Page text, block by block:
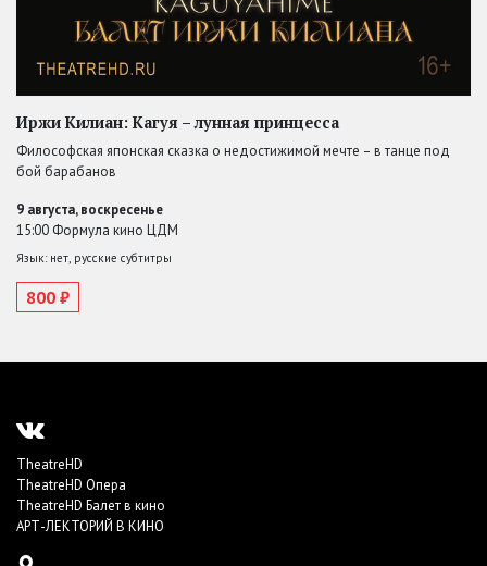
Иржи Килиан: Кагуя – лунная принцесса
Философская японская сказка о недостижимой мечте – в танце под
бой барабанов
9 августа, воскресенье
15:00 Формула кино ЦДМ
Язык: нет, русские субтитры
800 ₽
TheatreHD
TheatreHD Опера
TheatreHD Балет в кино
АРТ-ЛЕКТОРИЙ В КИНО